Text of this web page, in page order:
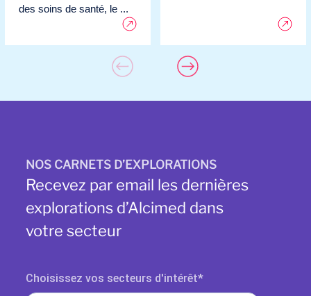
des soins de santé, le ...
NOS CARNETS D’EXPLORATIONS
Recevez par email les dernières
explorations d’Alcimed dans
votre secteur
Choisissez vos secteurs d'intérêt